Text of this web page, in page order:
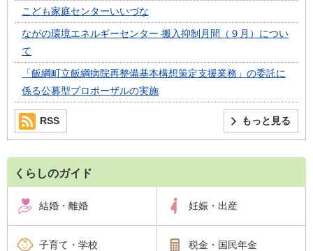
こども家庭センターいいづな
ながの環境エネルギーセンター 搬入抑制月間（９月）につい
て
「飯綱町立飯綱病院再整備基本構想策定支援業務」の委託に
係る公募型プロポーザルの実施
もっと見る
RSS
くらしのガイド
結婚・離婚 妊娠・出産
子育て・学校 税金・国民年金